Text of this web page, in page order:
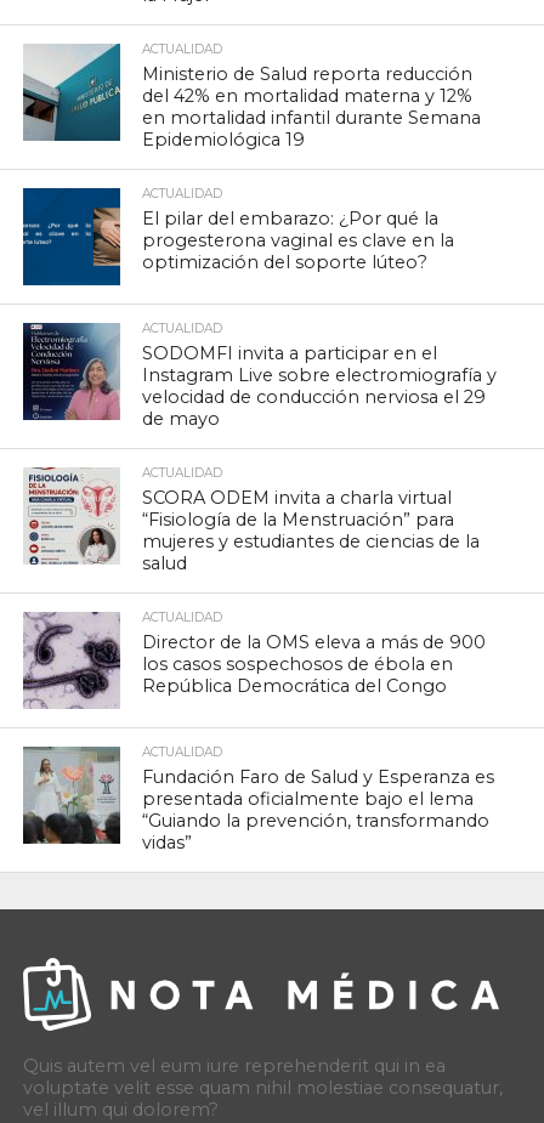
ACTUALIDAD
Ministerio de Salud reporta reducción
del 42% en mortalidad materna y 12%
en mortalidad infantil durante Semana
Epidemiológica 19
ACTUALIDAD
El pilar del embarazo: ¿Por qué la
progesterona vaginal es clave en la
optimización del soporte lúteo?
ACTUALIDAD
SODOMFI invita a participar en el
Instagram Live sobre electromiografía y
velocidad de conducción nerviosa el 29
de mayo
ACTUALIDAD
SCORA ODEM invita a charla virtual
“Fisiología de la Menstruación” para
mujeres y estudiantes de ciencias de la
salud
ACTUALIDAD
Director de la OMS eleva a más de 900
los casos sospechosos de ébola en
República Democrática del Congo
ACTUALIDAD
Fundación Faro de Salud y Esperanza es
presentada oficialmente bajo el lema
“Guiando la prevención, transformando
vidas”
Quis autem vel eum iure reprehenderit qui in ea
voluptate velit esse quam nihil molestiae consequatur,
vel illum qui dolorem?